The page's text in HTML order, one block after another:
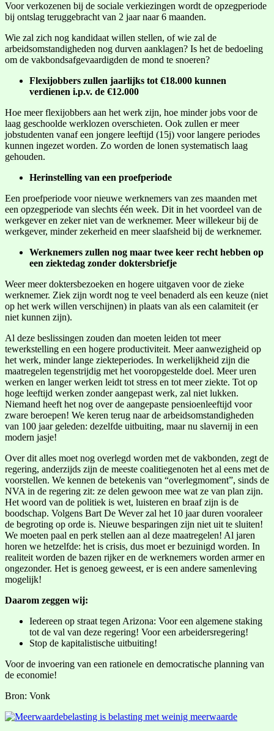
Voor verkozenen bij de sociale verkiezingen wordt de opzegperiode
bij ontslag teruggebracht van 2 jaar naar 6 maanden.
Wie zal zich nog kandidaat willen stellen, of wie zal de
arbeidsomstandigheden nog durven aanklagen? Is het de bedoeling
om de vakbondsafgevaardigden de mond te snoeren?
Flexijobbers zullen jaarlijks tot €18.000 kunnen
verdienen i.p.v. de €12.000
Hoe meer flexijobbers aan het werk zijn, hoe minder jobs voor de
laag geschoolde werklozen overschieten. Ook zullen er meer
jobstudenten vanaf een jongere leeftijd (15j) voor langere periodes
kunnen ingezet worden. Zo worden de lonen systematisch laag
gehouden.
Herinstelling van een proefperiode
Een proefperiode voor nieuwe werknemers van zes maanden met
een opzegperiode van slechts één week. Dit in het voordeel van de
werkgever en zeker niet van de werknemer. Meer willekeur bij de
werkgever, minder zekerheid en meer slaafsheid bij de werknemer.
Werknemers zullen nog maar twee keer recht hebben op
een ziektedag zonder doktersbriefje
Weer meer doktersbezoeken en hogere uitgaven voor de zieke
werknemer. Ziek zijn wordt nog te veel benaderd als een keuze (niet
op het werk willen verschijnen) in plaats van als een calamiteit (er
niet kunnen zijn).
Al deze beslissingen zouden dan moeten leiden tot meer
tewerkstelling en een hogere productiviteit. Meer aanwezigheid op
het werk, minder lange ziekteperiodes. In werkelijkheid zijn die
maatregelen tegenstrijdig met het vooropgestelde doel. Meer uren
werken en langer werken leidt tot stress en tot meer ziekte. Tot op
hoge leeftijd werken zonder aangepast werk, zal niet lukken.
Niemand heeft het nog over de aangepaste pensioenleeftijd voor
zware beroepen! We keren terug naar de arbeidsomstandigheden
van 100 jaar geleden: dezelfde uitbuiting, maar nu slavernij in een
modern jasje!
Over dit alles moet nog overlegd worden met de vakbonden, zegt de
regering, anderzijds zijn de meeste coalitiegenoten het al eens met de
voorstellen. We kennen de betekenis van “overlegmoment”, sinds de
NVA in de regering zit: ze delen gewoon mee wat ze van plan zijn.
Het woord van de politiek is wet, luisteren en braaf zijn is de
boodschap. Volgens Bart De Wever zal het 10 jaar duren vooraleer
de begroting op orde is. Nieuwe besparingen zijn niet uit te sluiten!
We moeten paal en perk stellen aan al deze maatregelen! Al jaren
horen we hetzelfde: het is crisis, dus moet er bezuinigd worden. In
realiteit worden de bazen rijker en de werknemers worden armer en
ongezonder. Het is genoeg geweest, er is een andere samenleving
mogelijk!
Daarom zeggen wij:
Iedereen op straat tegen Arizona: Voor een algemene staking
tot de val van deze regering! Voor een arbeidersregering!
Stop de kapitalistische uitbuiting!
Voor de invoering van een rationele en democratische planning van
de economie!
Bron: Vonk